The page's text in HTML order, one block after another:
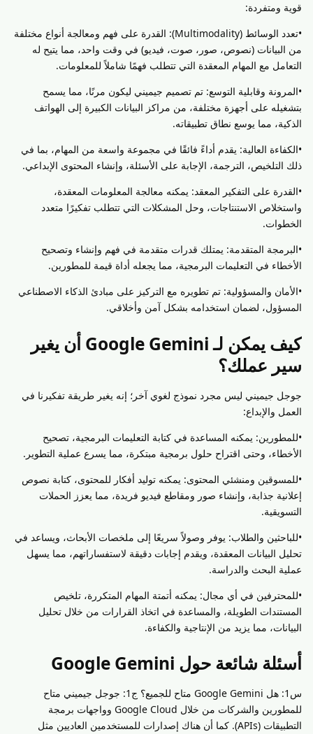
قوية ومتفردة:
•تعدد الوسائط (Multimodality): القدرة على فهم ومعالجة أنواع مختلفة
من البيانات (نصوص، صور، صوت، فيديو) في وقت واحد، مما يتيح له
التعامل مع المهام المعقدة التي تتطلب فهمًا شاملاً للمعلومات.
•المرونة وقابلية التوسع: تم تصميم جيميني ليكون مرنًا، مما يسمح
بتشغيله على أجهزة مختلفة، من مراكز البيانات الكبيرة إلى الهواتف
الذكية، مما يوسع نطاق تطبيقاته.
•الكفاءة العالية: يقدم أداءً فائقًا في مجموعة واسعة من المهام، بما في
ذلك التلخيص، الترجمة، الإجابة على الأسئلة، وإنشاء المحتوى الإبداعي.
•القدرة على التفكير المعقد: يمكنه معالجة المعلومات المعقدة،
واستخلاص الاستنتاجات، وحل المشكلات التي تتطلب تفكيرًا متعدد
الخطوات.
•البرمجة المتقدمة: يمتلك قدرات متقدمة في فهم وإنشاء وتصحيح
الأخطاء في التعليمات البرمجية، مما يجعله أداة قيمة للمطورين.
•الأمان والمسؤولية: تم تطويره مع التركيز على مبادئ الذكاء الاصطناعي
المسؤول، لضمان استخدامه بشكل آمن وأخلاقي.
كيف يمكن لـ Google Gemini أن يغير
سير عملك؟
جوجل جيميني ليس مجرد نموذج لغوي آخر؛ إنه يغير طريقة تفكيرنا في
العمل والإبداع:
•للمطورين: يمكنه المساعدة في كتابة التعليمات البرمجية، تصحيح
الأخطاء، وحتى اقتراح حلول برمجية مبتكرة، مما يسرع عملية التطوير.
•للمسوقين ومنشئي المحتوى: يمكنه توليد أفكار للمحتوى، كتابة نصوص
إعلانية جذابة، وإنشاء صور ومقاطع فيديو فريدة، مما يعزز الحملات
التسويقية.
•للباحثين والطلاب: يوفر وصولاً سريعًا إلى ملخصات الأبحاث، ويساعد في
تحليل البيانات المعقدة، ويقدم إجابات دقيقة لاستفساراتهم، مما يسهل
عملية البحث والدراسة.
•للمحترفين في أي مجال: يمكنه أتمتة المهام المتكررة، تلخيص
المستندات الطويلة، والمساعدة في اتخاذ القرارات من خلال تحليل
البيانات، مما يزيد من الإنتاجية والكفاءة.
أسئلة شائعة حول Google Gemini
س1: هل Google Gemini متاح للجميع؟ ج1: جوجل جيميني متاح
للمطورين والشركات من خلال Google Cloud وواجهات برمجة
التطبيقات (APIs). كما أن هناك إصدارات للمستخدمين العاديين مثل